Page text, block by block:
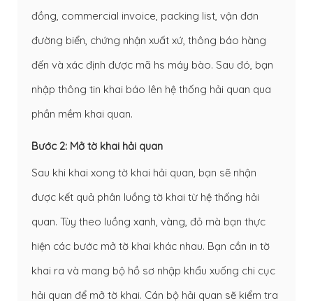
đồng, commercial invoice, packing list, vận đơn
đường biển, chứng nhận xuất xứ, thông báo hàng
đến và xác định được mã hs máy bào. Sau đó, bạn
nhập thông tin khai báo lên hệ thống hải quan qua
phần mềm khai quan.
Bước 2: Mở tờ khai hải quan
Sau khi khai xong tờ khai hải quan, bạn sẽ nhận
được kết quả phân luồng tờ khai từ hệ thống hải
quan. Tùy theo luồng xanh, vàng, đỏ mà bạn thực
hiện các bước mở tờ khai khác nhau. Bạn cần in tờ
khai ra và mang bộ hồ sơ nhập khẩu xuống chi cục
hải quan để mở tờ khai. Cán bộ hải quan sẽ kiểm tra